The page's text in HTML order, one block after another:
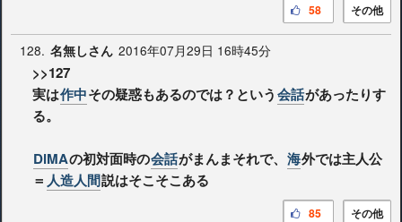
その他
58
128. 名無しさん 2016年07月29日 16時45分
>>127
実は作中その疑惑もあるのでは？という会話があったりす
る。
DiMAの初対面時の会話がまんまそれで、 海外では主人公
＝ 人造人間説はそこそこある
その他
85